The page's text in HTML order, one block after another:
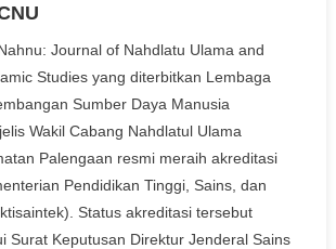
Journal of Nahdlatu Ulama and
Studies yang diterbitkan Lembaga
Sumber Daya Manusia
Wakil Cabang Nahdlatul Ulama
Palengaan resmi meraih akreditasi
Pendidikan Tinggi, Sains, dan
Status akreditasi tersebut
Surat Keputusan Direktur Jenderal Sains